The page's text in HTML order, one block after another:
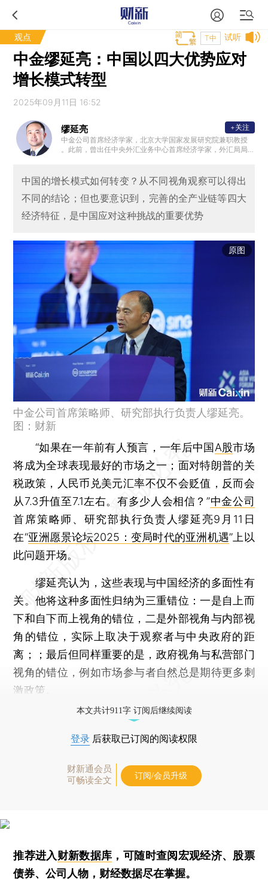
观点 试听
T中
中金缪延亮：中国以四大优势应对
增长模式转型
2025年09月11日 16:52
缪延亮
中金公司首席经济学家，北京大学国家发展研究院兼职教授
。此前，曾出任中央外汇业务中心首席经济学家，外汇局局
。
+关注
中国的增长模式如何转变？从不同视角观察可以得出
不同的结论；但也要意识到，完善的全产业链等四大
经济特征，是中国应对这种挑战的重要优势
原图
中金公司首席策略师、研究部执行负责人缪延亮。
图：财新
“如果在一年前有人预言，一年后中国A股市场
将成为全球表现最好的市场之一；面对特朗普的关
税政策，人民币兑美元汇率不仅不会贬值，反而会
从7.3升值至7.1左右。有多少人会相信？”中金公司
首席策略师、研究部执行负责人缪延亮9月11日
在“亚洲愿景论坛2025：变局时代的亚洲机遇”上以
此问题开场。
缪延亮认为，这些表现与中国经济的多面性有
关。他将这种多面性归纳为三重错位：一是自上而
下和自下而上视角的错位，二是外部视角与内部视
角的错位，实际上取决于观察者与中央政府的距
离；；最后但同样重要的是，政府视角与私营部门
视角的错位，例如市场参与者自然总是期待更多刺
激政策。
本文共计911字 订阅后继续阅读
登录 后获取已订阅的阅读权限
财新通会员
可畅读全文
订阅/会员升级
推荐进入财新数据库 ，可随时查阅宏观经济、股票
债券、公司人物，财经数据尽在掌握。